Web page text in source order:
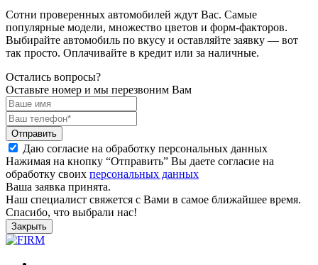
Сотни проверенных автомобилей ждут Вас. Самые
популярные модели, множество цветов и форм-факторов.
Выбирайте автомобиль по вкусу и оставляйте заявку — вот
так просто. Оплачивайте в кредит или за наличные.
Остались вопросы?
Оставьте номер и мы перезвоним Вам
Отправить
Даю согласие на обработку персональных данных
Нажимая на кнопку “Отправить” Вы даете согласие на
обработку своих персональных данных
Ваша заявка принята.
Наш специалист свяжется с Вами в самое ближайшее время.
Спасибо, что выбрали нас!
Закрыть